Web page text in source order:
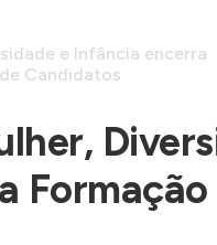
e Infância encerra
Candidatos